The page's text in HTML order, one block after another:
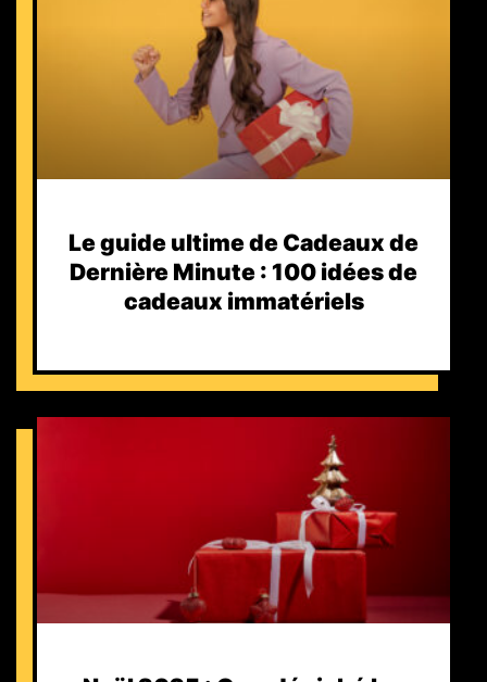
Le guide ultime de Cadeaux de
Dernière Minute : 100 idées de
cadeaux immatériels